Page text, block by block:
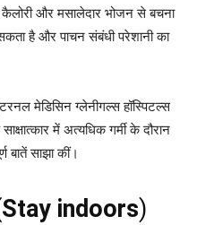
और मसालेदार भोजन से बचना
है और पाचन संबंधी परेशानी का
मेडिसिन ग्लेनीगल्स हॉस्पिटल्स
में अत्यधिक गर्मी के दौरान
बातें साझा कीं।
Stay indoors)